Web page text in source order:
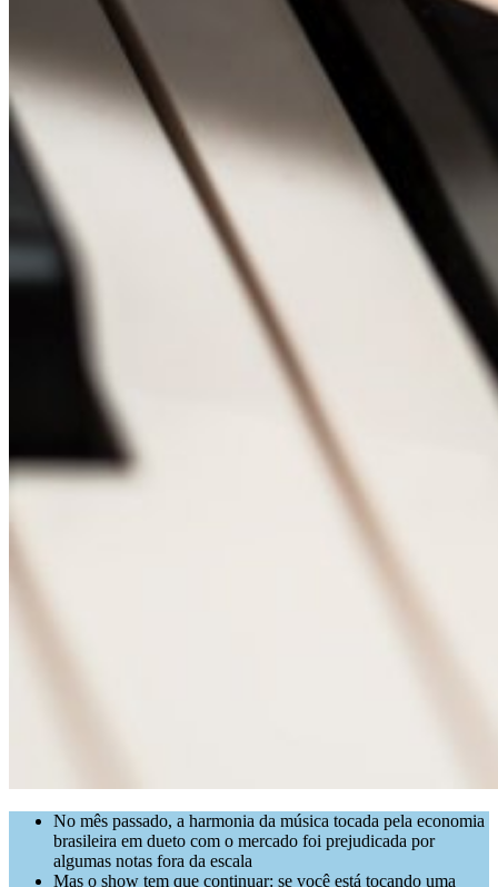
No mês passado, a harmonia da música tocada pela economia
brasileira em dueto com o mercado foi prejudicada por
algumas notas fora da escala
Mas o show tem que continuar: se você está tocando uma